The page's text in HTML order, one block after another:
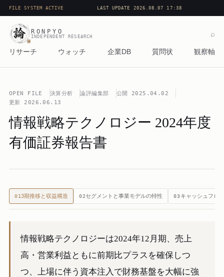
FILE SYSTEM ACTIVE LAST UPDATE 2026.08.07 17:38
RONPYO
INDEPENDENT RESEARCH
リサーチ ウォッチ 企業DB 質問状 観察軸
⌕
OPEN FILE 決算分析 論評編集部 公開 2025.04.02
更新 2026.06.13
情報戦略テクノロジー 2024年度
有価証券報告書
013期推移と収益構造 02セグメントと事業モデルの特性 03キャッシュフロ
情報戦略テクノロジーは2024年12月期、売上
高・営業利益ともに前期比プラスを確保しつ
つ、上場に伴う資本注入で財務基盤を大幅に強